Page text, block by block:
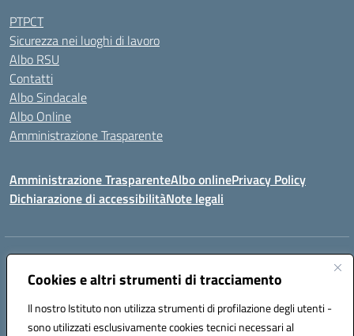
Cookies e altri strumenti di tracciamento
Il nostro Istituto non utilizza strumenti di profilazione degli utenti -
sono utilizzati esclusivamente cookies tecnici necessari al
PTPCT
Sicurezza nei luoghi di lavoro
Albo RSU
Contatti
Albo Sindacale
Albo Online
Amministrazione Trasparente
Amministrazione TrasparenteAlbo onlinePrivacy Policy
Dichiarazione di accessibilitàNote legali
Centralino:
Posta elettronica certificata (PEC):tpis02200a@pec.istruzione.it
Codice fiscale: 93066580817
Codice meccanografico:TPIS02200A